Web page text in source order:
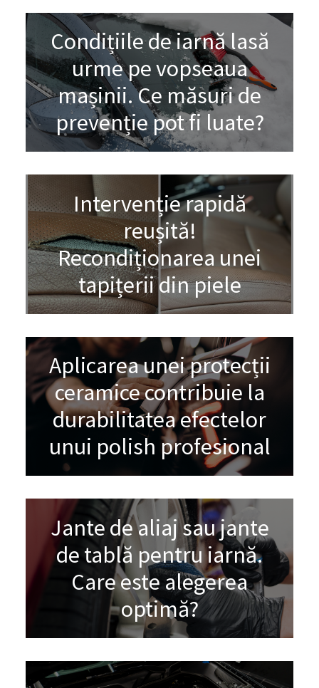
Condițiile de iarnă lasă
urme pe vopseaua
mașinii. Ce măsuri de
prevenție pot fi luate?
Intervenție rapidă
reușită!
Recondiționarea unei
tapițerii din piele
Aplicarea unei protecții
ceramice contribuie la
durabilitatea efectelor
unui polish profesional
Jante de aliaj sau jante
de tablă pentru iarnă.
Care este alegerea
optimă?